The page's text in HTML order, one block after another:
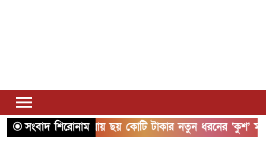
সংবাদ শিরোনাম
সাতক্ষীরায় ছয় কোটি টাকার নতুন ধরনের ‘কুশ’